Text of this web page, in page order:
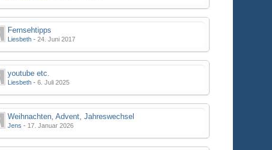
Fernsehtipps
Liesbeth - 24. Juni 2017
youtube etc.
Liesbeth - 6. Juli 2025
Weihnachten, Advent, Jahreswechsel
Jens - 17. Januar 2026